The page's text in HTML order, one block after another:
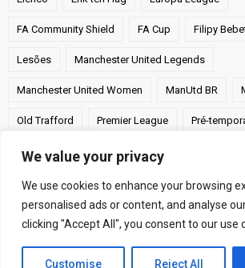
We value your privacy
We use cookies to enhance your browsing
personalised ads or content, and analyse
clicking "Accept All", you consent to our use
Customise Reject All
FA Community Shield FA Cup Filipy
Lesões Manchester United Legends
Manchester United Women ManUtd BR
Old Trafford Premier League Pré-
Ruben Amorim Torcida
UEFA Champions League Victor Costa